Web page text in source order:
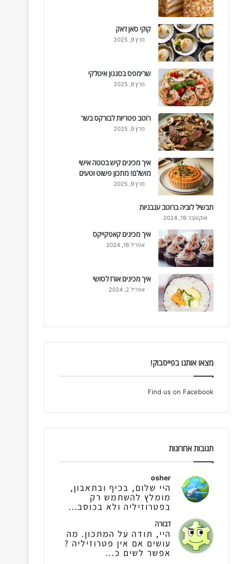
קוקי סאן ז'אק
מרץ 9, 2025
שרימפס בסגנון איטלקי
מרץ 9, 2025
רוטב פטריות לבורקס בשר
מרץ 9, 2025
איך מכינים קיש בטטה אישי
מושלם! מתכון פשוט וטעים
מרץ 9, 2025
תבשיל לוביה ברוטב עגבניות
אוקטובר 19, 2024
איך מכינים קאפקייקס
אפריל 16, 2024
איך מכינים אורז לסושי
אפריל 2, 2024
מצאו אותנו בפייסבוק!
Find us on Facebook
תגובות אחרונות
osher
היי שלום, בכיף ובתאבון,
מומלץ להשתמש רק
בפטרוזיליה ולא בכוסב...
דבורה
היי, תודה על המתכון. מה
עושים אם אין פטרוזיליה ?
אפשר לשים כ...